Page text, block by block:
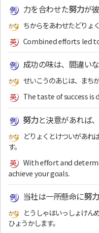
力を合わせた努力が
ちからをあわせたどりょ
Combined efforts led
成功の味は、間違い
せいこうのあじは、まち
The taste of success
努力と決意があれば
どりょくとけついがあれ
す。
With effort and
achieve your goals.
当社は一所懸命に努力
とうしゃはいっしょけん
ひょうかします。